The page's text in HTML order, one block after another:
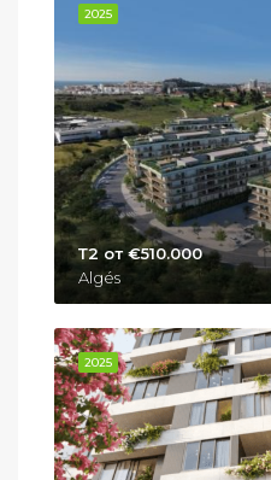
2025
Т2 от €510.000
Algés
2025